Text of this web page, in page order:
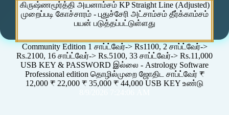
கிருஷ்ணமூர்த்தி அயனாம்சம் KP Straight Line (Adjusted)
முறைப்படி கோச்சாரம் - புதுச்சேரி அட்சாம்சம் தீர்க்காம்சம்
பயன் படுத்தப்பட்டுள்ளது
Community Edition 1 சாப்ட்வேர்-> Rs1100, 2 சாப்ட்வேர்->
Rs.2100, 16 சாப்ட்வேர்-> Rs.5100, 33 சாப்ட்வேர்-> Rs.11,000
USB KEY & PASSWORD இல்லை - Astrology Software
Professional edition தொழில்முறை ஜோதிட சாப்ட்வேர் ₹
12,000 ₹ 22,000 ₹ 35,000 ₹ 44,000 USB KEY உண்டு